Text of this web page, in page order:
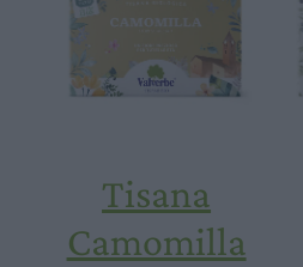
Tisana
Camomilla